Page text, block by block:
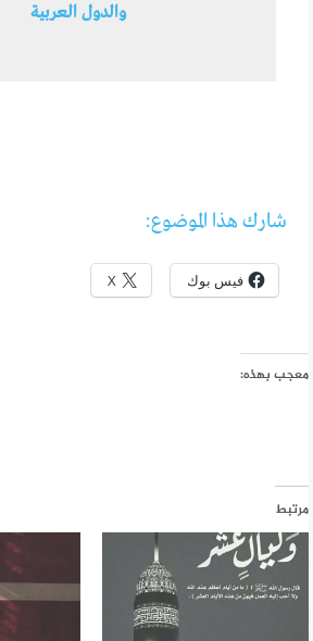
والدول العربية
شارك هذا الموضوع:
فيس بوك X
معجب بهذه:
مرتبط